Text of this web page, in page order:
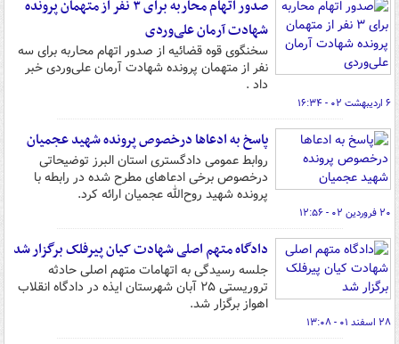
صدور اتهام محاربه برای ۳ نفر از متهمان پرونده
شهادت آرمان علی‌وردی
سخنگوی قوه قضائیه از صدور اتهام محاربه برای سه
نفر از متهمان پرونده شهادت آرمان علی‌وردی خبر
داد .
۶ اردیبهشت ۰۲ - ۱۶:۳۴
پاسخ به ادعاها درخصوص پرونده شهید عجمیان
روابط عمومی دادگستری استان البرز توضیحاتی
درخصوص برخی ادعاهای مطرح شده در رابطه با
پرونده شهید روح‌الله عجمیان ارائه کرد.
۲۰ فروردین ۰۲ - ۱۲:۵۶
دادگاه متهم اصلی شهادت کیان پیرفلک برگزار شد
جلسه رسیدگی به اتهامات متهم اصلی حادثه
تروریستی ۲۵ آبان شهرستان ایذه در دادگاه انقلاب
اهواز برگزار شد.
۲۸ اسفند ۰۱ - ۱۳:۰۸